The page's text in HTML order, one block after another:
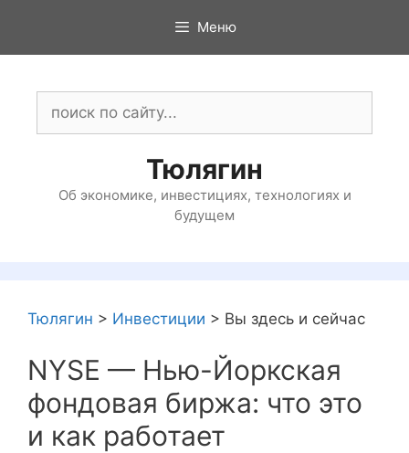
содержимому
Меню
Тюлягин
Об экономике, инвестициях, технологиях и
будущем
Тюлягин > Инвестиции > Вы здесь и сейчас
NYSE — Нью-Йоркская
фондовая биржа: что это
и как работает